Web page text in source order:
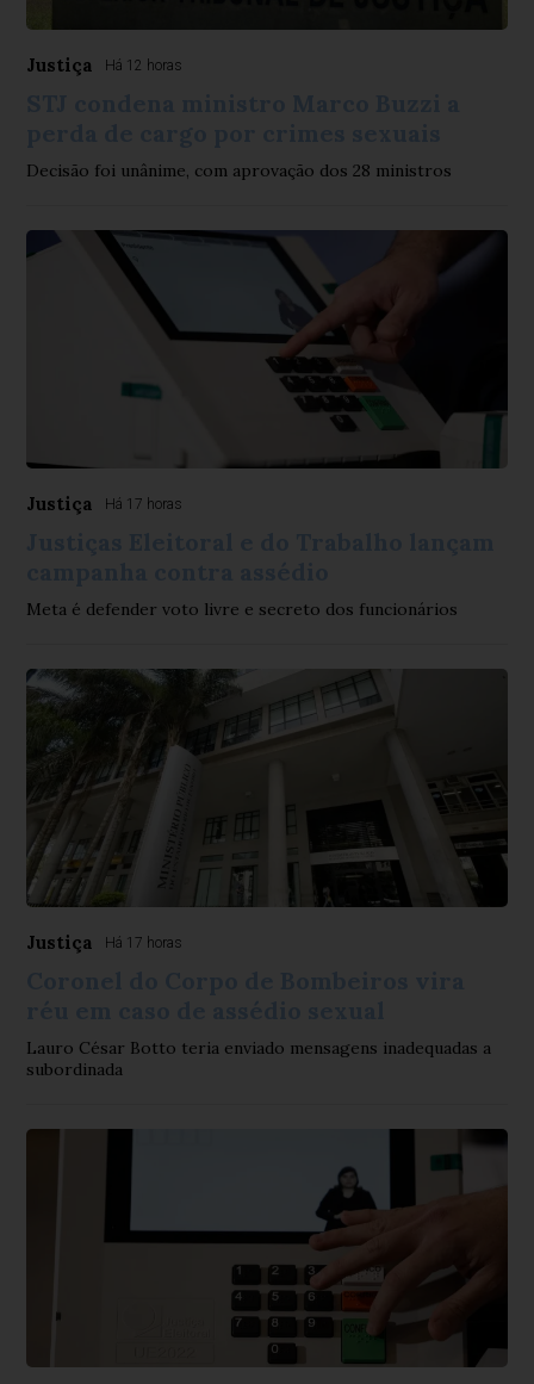
Justiça Há 12 horas
Decisão foi unânime, com aprovação dos 28 ministros
Justiça Há 17 horas
Meta é defender voto livre e secreto dos funcionários
Justiça Há 17 horas
Lauro César Botto teria enviado mensagens inadequadas a
subordinada